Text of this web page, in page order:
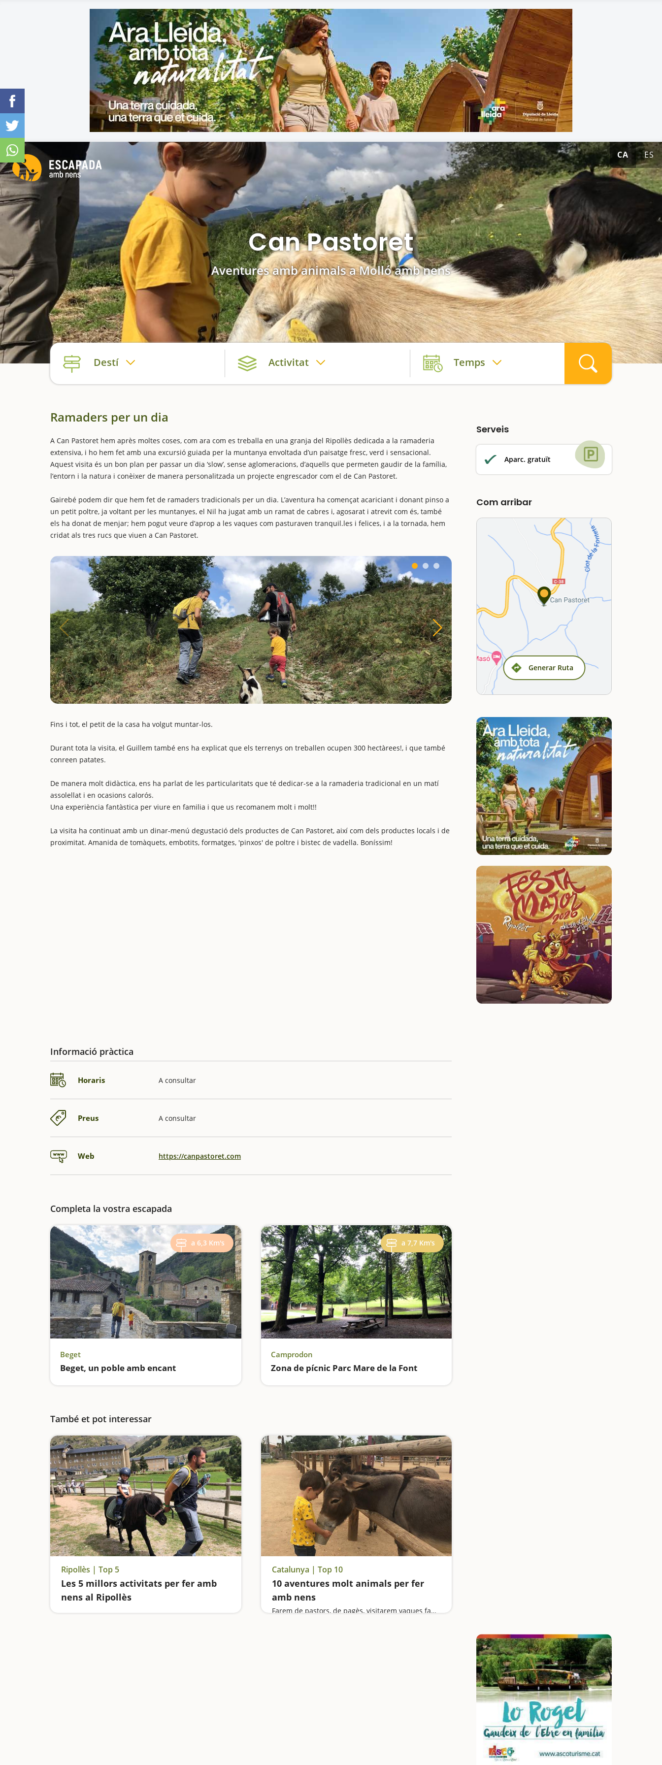
CA ES
Can Pastoret
Aventures amb animals a Molló amb nens
Destí Activitat Temps
Ramaders per un dia
A Can Pastoret hem après moltes coses, com ara com es treballa en una granja del Ripollès dedicada a la ramaderia
extensiva, i ho hem fet amb una excursió guiada per la muntanya envoltada d’un paisatge fresc, verd i sensacional.
Aquest visita és un bon plan per passar un dia ‘slow’, sense aglomeracions, d’aquells que permeten gaudir de la família,
l’entorn i la natura i conèixer de manera personalitzada un projecte engrescador com el de Can Pastoret.
Gairebé podem dir que hem fet de ramaders tradicionals per un dia. L’aventura ha començat acariciant i donant pinso a
un petit poltre, ja voltant per les muntanyes, el Nil ha jugat amb un ramat de cabres i, agosarat i atrevit com és, també
els ha donat de menjar; hem pogut veure d’aprop a les vaques com pasturaven tranquil.les i felices, i a la tornada, hem
cridat als tres rucs que viuen a Can Pastoret.
Fins i tot, el petit de la casa ha volgut muntar-los.
Durant tota la visita, el Guillem també ens ha explicat que els terrenys on treballen ocupen 300 hectàrees!, i que també
conreen patates.
De manera molt didàctica, ens ha parlat de les particularitats que té dedicar-se a la ramaderia tradicional en un matí
assolellat i en ocasions calorós.
Una experiència fantàstica per viure en familia i que us recomanem molt i molt!!
La visita ha continuat amb un dinar-menú degustació dels productes de Can Pastoret, així com dels productes locals i de
proximitat. Amanida de tomàquets, embotits, formatges, 'pinxos' de poltre i bistec de vadella. Boníssim!
Informació pràctica
Horaris A consultar
Preus A consultar
Web https://canpastoret.com
Completa la vostra escapada
a 6,3 Km's
Beget
Beget, un poble amb encant
a 7,7 Km's
Camprodon
Zona de pícnic Parc Mare de la Font
També et pot interessar
Ripollès | Top 5
Les 5 millors activitats per fer amb
nens al Ripollès
Catalunya | Top 10
10 aventures molt animals per fer
amb nens
Farem de pastors, de pagès, visitarem vaques famoses, aprendrem com es fan formatges, pujarem en cavalls i ponis, descobrirem petjades d'animals de fa 30 milions d'anys, pujarem en carros i descobrirem la fauna salvatge de la Vall d'Aran
Serveis
Aparc. gratuït
Com arribar
Generar Ruta